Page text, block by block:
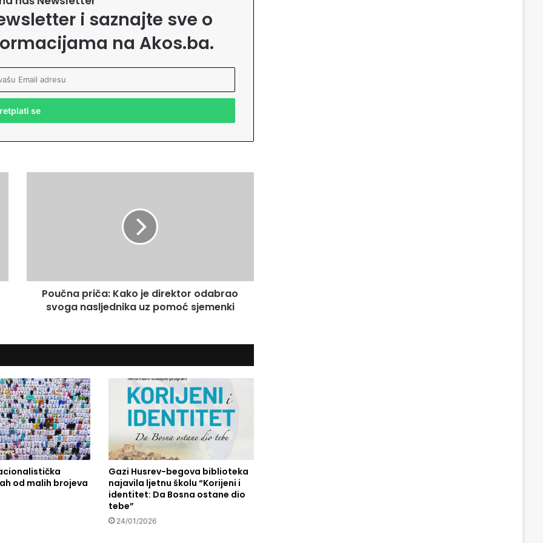
i saznajte sve o
na Akos.ba.
i
a
o
j
e
d
i
r
e
k
t
o
Poučna priča: Kako je direktor odabrao
svoga nasljednika uz pomoć sjemenki
od malih brojeva
Gazi Husrev-begova biblioteka
najavila ljetnu školu “Korijeni i
identitet: Da Bosna ostane dio
tebe”
24/01/2026